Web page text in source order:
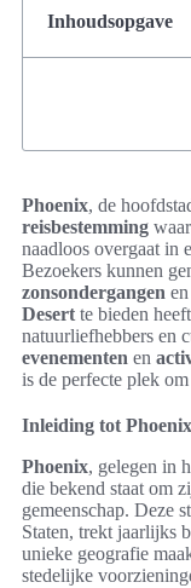
Inhoudsopgave
Phoenix, de
reisbestemming
naadloos overgaat in
Bezoekers kunnen
zonsondergangen
Desert te bieden
natuurliefhebbers en
evenementen en
is de perfecte plek
Inleiding tot Phoenix
Phoenix, gelegen in
die bekend staat om
gemeenschap. Deze
Staten, trekt jaarlijks
unieke geografie
stedelijke